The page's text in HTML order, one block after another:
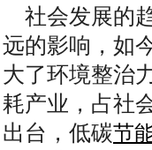
社会发展的
远的影响，如
大了环境整治
耗产业，占社
出台，低碳节